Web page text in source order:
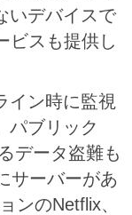
いデバイスで
ビスも提供し
イン時に監視
パブリック
データ盗難も
サーバーがあ
ンのNetflix、